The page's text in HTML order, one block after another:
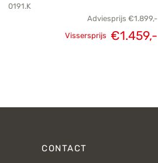
0191.K
Adviesprijs €1.899,-
Vissersprijs €1.459,-
CONTACT